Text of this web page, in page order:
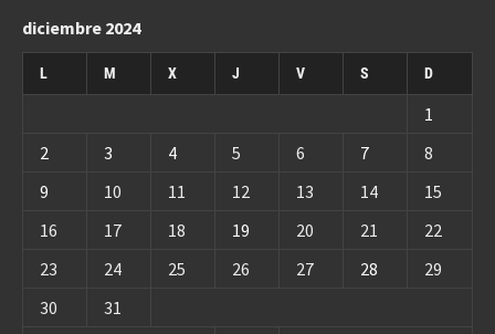
diciembre 2024
L M X J V S D
1
2
3 4 5 6 7
8
9
10 11 12 13 14
15
16
17 18 19 20 21
22
23
24 25 26 27 28
29
30
31